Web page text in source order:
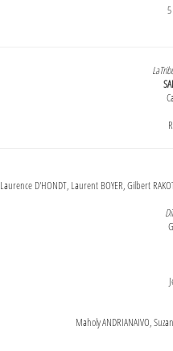
Laurence D'HONDT, Laurent BOYER, Gilbert
Maholy ANDRIANAIVO,